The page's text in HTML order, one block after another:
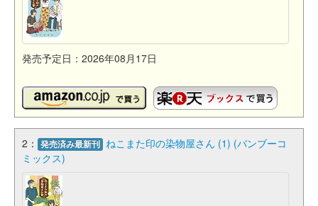
発売予定日：2026年08月17日
2： 発売済み最新刊 ねこまた印の染物屋さん (1) (バンブーコ
ミックス)